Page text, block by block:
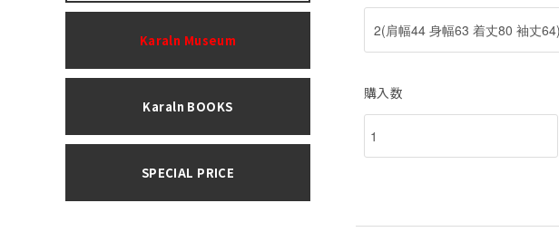
Karaln Museum
Karaln BOOKS
SPECIAL PRICE
購入数